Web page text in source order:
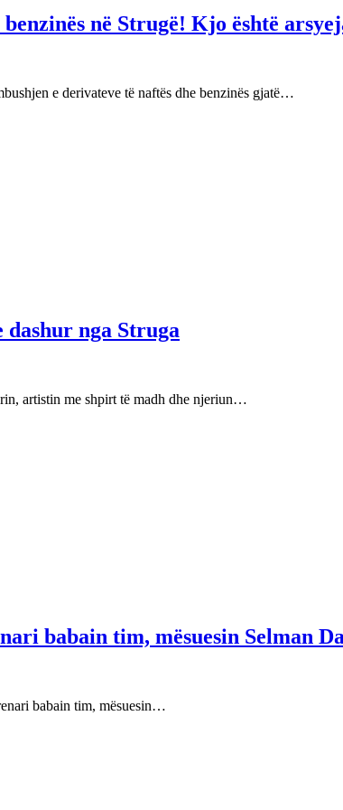
në Strugë! Kjo është
e derivateve të naftës dhe benzinës gjatë…
nga Struga
artistin me shpirt të madh dhe njeriun…
babain tim, mësuesin Selman
babain tim, mësuesin…